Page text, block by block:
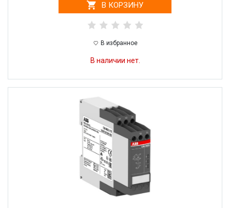
В КОРЗИНУ
В избранное
В наличии нет.